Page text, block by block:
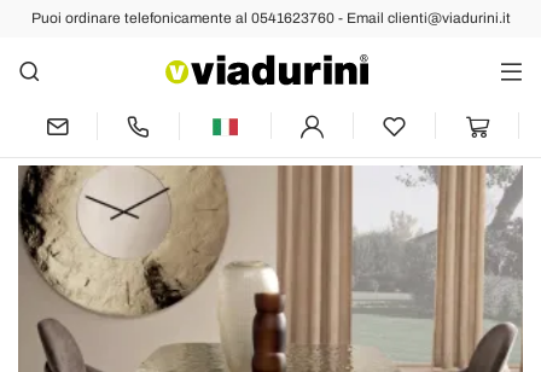
Puoi ordinare telefonicamente al 0541623760 - Email clienti@viadurini.it
Indietro Prec Succ
Tavolo Fisso 210x110 cm con Piano in
Vetro Martellato Made in Italy - Tano